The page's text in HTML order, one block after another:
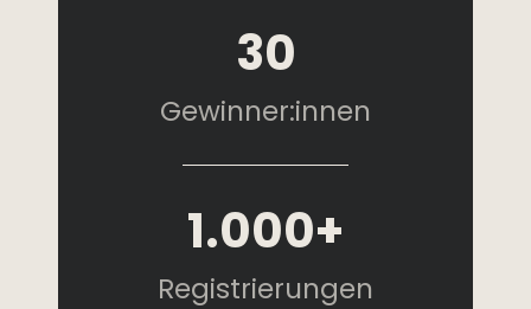
30
Gewinner:innen
1.000+
Registrierungen